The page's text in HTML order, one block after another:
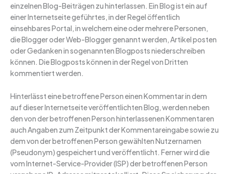
einzelnen Blog-Beiträgen zu hinterlassen. Ein Blog ist ein auf
einer Internetseite geführtes, in der Regel öffentlich
einsehbares Portal, in welchem eine oder mehrere Personen,
die Blogger oder Web-Blogger genannt werden, Artikel posten
oder Gedanken in sogenannten Blogposts niederschreiben
können. Die Blogposts können in der Regel von Dritten
kommentiert werden.
Hinterlässt eine betroffene Person einen Kommentar in dem
auf dieser Internetseite veröffentlichten Blog, werden neben
den von der betroffenen Person hinterlassenen Kommentaren
auch Angaben zum Zeitpunkt der Kommentareingabe sowie zu
dem von der betroffenen Person gewählten Nutzernamen
(Pseudonym) gespeichert und veröffentlicht. Ferner wird die
vom Internet-Service-Provider (ISP) der betroffenen Person